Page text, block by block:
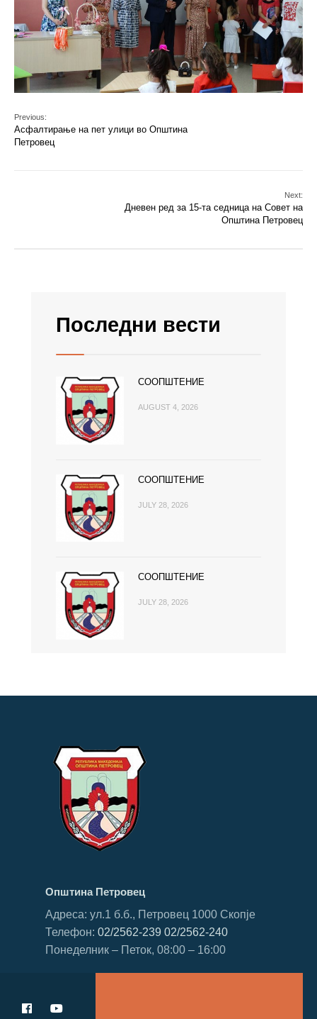
Previous:
Асфалтирање на пет улици во Општина
Петровец
Next:
Дневен ред за 15-та седница на Совет на
Општина Петровец
Последни вести
СООПШТЕНИЕ
AUGUST 4, 2026
СООПШТЕНИЕ
JULY 28, 2026
СООПШТЕНИЕ
JULY 28, 2026
Општина Петровец
Адреса: ул.1 б.б., Петровец 1000 Скопје
Телефон: 02/2562-239 02/2562-240
Понеделник – Петок, 08:00 – 16:00